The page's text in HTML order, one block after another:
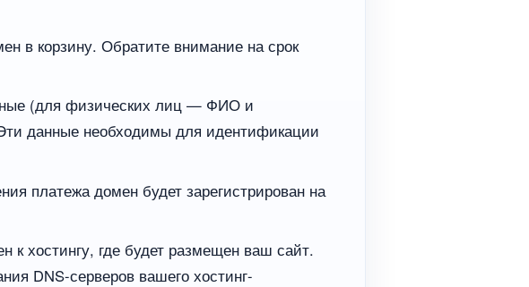
в корзину. Обратите внимание на срок
(для физических лиц — ФИО и
данные необходимы для идентификации
платежа домен будет зарегистрирован на
к хостингу, где будет размещен ваш сайт.
DNS-серверов вашего хостинг-